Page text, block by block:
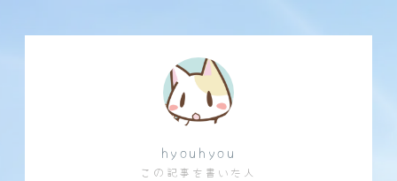
hyouhyou
この記事を書いた人